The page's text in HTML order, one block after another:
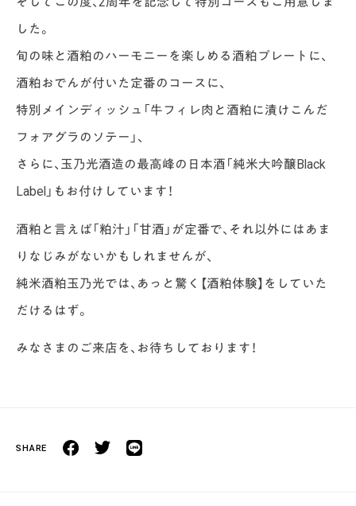
した。
旬の味と酒粕のハーモニーを楽しめる酒粕プレートに、
酒粕おでんが付いた定番のコースに、
特別メインディッシュ「牛フィレ肉と酒粕に漬けこんだ
フォアグラのソテー」、
さらに、玉乃光酒造の最高峰の日本酒「純米大吟醸Black
Label」もお付けしています！
酒粕と言えば「粕汁」「甘酒」が定番で、それ以外にはあま
りなじみがないかもしれませんが、
純米酒粕玉乃光では、あっと驚く【酒粕体験】をしていた
だけるはず。
みなさまのご来店を、お待ちしております！